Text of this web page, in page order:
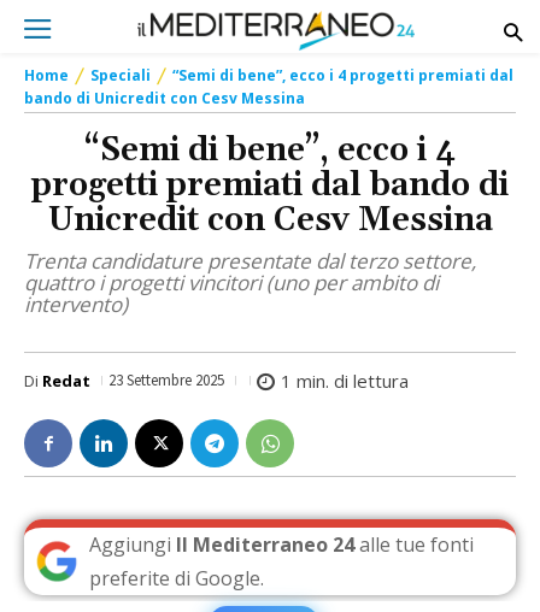
Home Speciali
“Semi di bene”, ecco i 4 progetti premiati dal
bando di Unicredit con Cesv Messina
“Semi di bene”, ecco i 4
progetti premiati dal bando di
Unicredit con Cesv Messina
Trenta candidature presentate dal terzo settore,
quattro i progetti vincitori (uno per ambito di
intervento)
Di Redat 23 Settembre 2025 1 min. di lettura
Aggiungi Il Mediterraneo 24alle tue fonti
preferite di Google.